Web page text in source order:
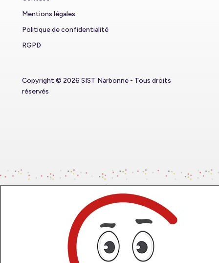
Mentions légales
Politique de confidentialité
RGPD
Copyright © 2026 SIST Narbonne - Tous droits
réservés